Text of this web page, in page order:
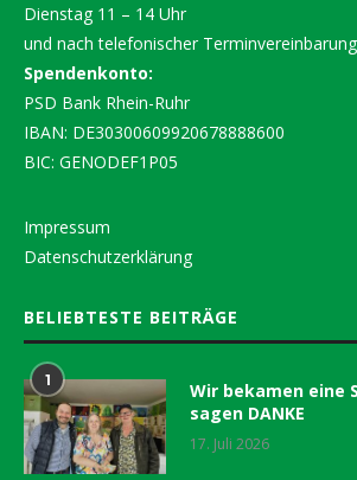
Dienstag 11 – 14 Uhr
und nach telefonischer Terminvereinbarung
Spendenkonto:
PSD Bank Rhein-Ruhr
IBAN: DE30300609920678888600
BIC: GENODEF1P05
Impressum
Datenschutzerklärung
BELIEBTESTE BEITRÄGE
1
Wir bekamen eine
sagen DANKE
17. Juli 2026